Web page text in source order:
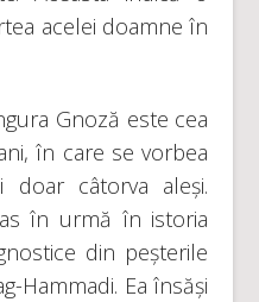
acelei doamne în
Gnoză este cea
în care se vorbea
doar câtorva aleși.
în urmă în istoria
din peșterile
Hammadi. Ea însăși